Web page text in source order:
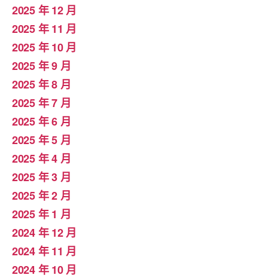
2025 年 12 月
2025 年 11 月
2025 年 10 月
2025 年 9 月
2025 年 8 月
2025 年 7 月
2025 年 6 月
2025 年 5 月
2025 年 4 月
2025 年 3 月
2025 年 2 月
2025 年 1 月
2024 年 12 月
2024 年 11 月
2024 年 10 月